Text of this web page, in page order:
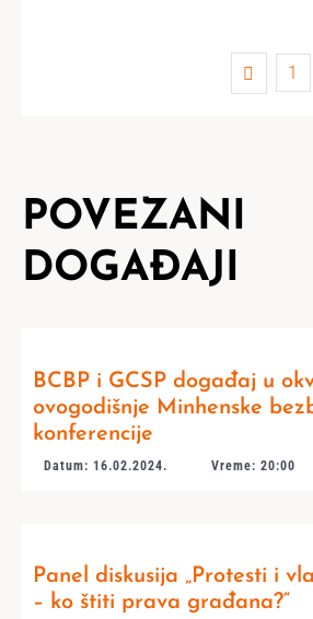
1
POVEZANI
DOGAĐAJI
BCBP i GCSP događaj u
ovogodišnje Minhenske
konferencije
Datum: 16.02.2024. Vreme: 20:00
Panel diskusija „Protesti i
– ko štiti prava građana?“